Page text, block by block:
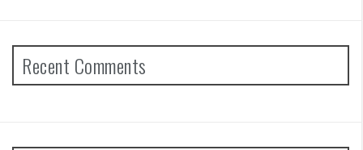
Recent Comments